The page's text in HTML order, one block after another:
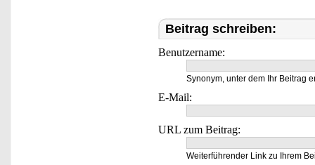
Beitrag schreiben:
Benutzername:
Synonym, unter dem Ihr Beitrag
E-Mail:
URL zum Beitrag:
Weiterführender Link zu Ihrem